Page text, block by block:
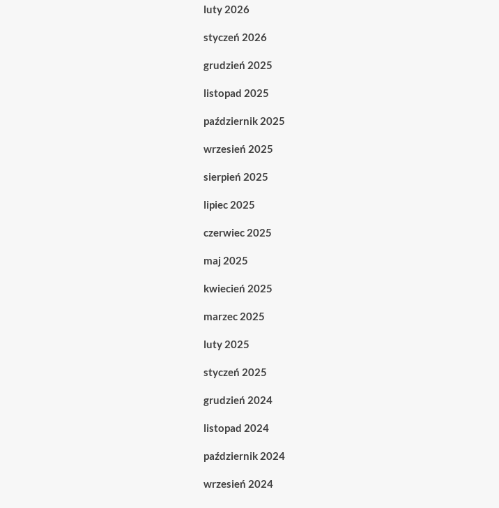
luty 2026
styczeń 2026
grudzień 2025
listopad 2025
październik 2025
wrzesień 2025
sierpień 2025
lipiec 2025
czerwiec 2025
maj 2025
kwiecień 2025
marzec 2025
luty 2025
styczeń 2025
grudzień 2024
listopad 2024
październik 2024
wrzesień 2024